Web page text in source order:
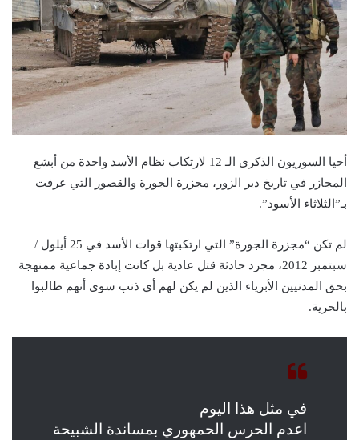
أحيا السوريون الذكرى الـ 12 لارتكاب نظام الأسد واحدة من أبشع
المجازر في تاريخ دير الزور، مجزرة الجورة والقصور التي عرفت
بـ”الثلاثاء الأسود”.
لم تكن “مجزرة الجورة” التي ارتكبتها قوات الأسد في 25 أيلول /
سبتمبر 2012، مجرد حادثة قتل عادية بل كانت إبادة جماعية ممنهجة
بحق المدنيين الأبرياء الذين لم يكن لهم أي ذنب سوى أنهم طالبوا
بالحرية.
في مثل هذا اليوم
اعدم الحرس الحمهوري بمساندة الشبيحة